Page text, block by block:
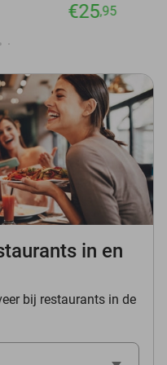
€25,95
in en
bij restaurants in de